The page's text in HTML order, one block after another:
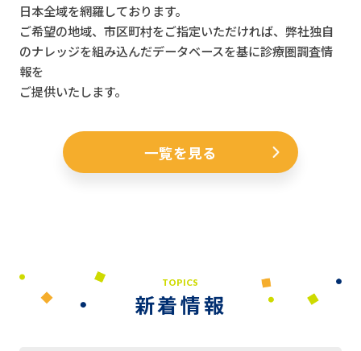
日本全域を網羅しております。
ご希望の地域、市区町村をご指定いただければ、弊社独自
のナレッジを組み込んだデータベースを基に診療圏調査情
報を
ご提供いたします。
一覧を見る
TOPICS
新着情報